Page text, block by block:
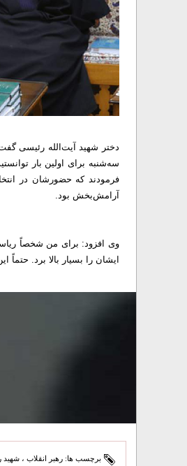
سه‌شنبه برای اولین بار
فرمودند که حضورشان در
آرامش‌بخش بود.
وی افزود: برای من شخصاً
ایشان را بسیار بالا برد. حتماً
برچسب ها: رهبر انقلاب ، شهید